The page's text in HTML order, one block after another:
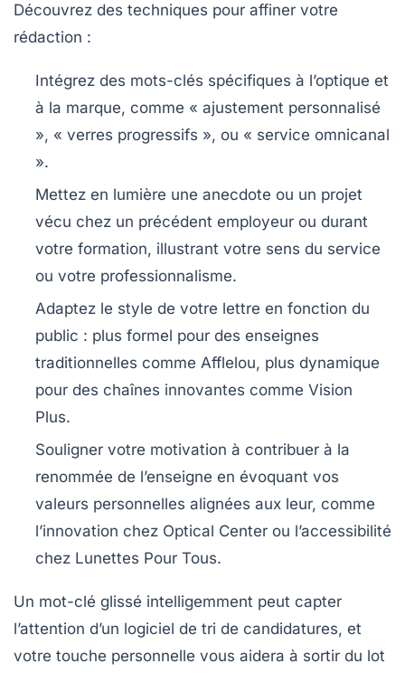
Découvrez des techniques pour affiner votre
rédaction :
Intégrez des mots-clés spécifiques à l’optique et
à la marque, comme « ajustement personnalisé
», « verres progressifs », ou « service omnicanal
».
Mettez en lumière une anecdote ou un projet
vécu chez un précédent employeur ou durant
votre formation, illustrant votre sens du service
ou votre professionnalisme.
Adaptez le style de votre lettre en fonction du
public : plus formel pour des enseignes
traditionnelles comme Afflelou, plus dynamique
pour des chaînes innovantes comme Vision
Plus.
Souligner votre motivation à contribuer à la
renommée de l’enseigne en évoquant vos
valeurs personnelles alignées aux leur, comme
l’innovation chez Optical Center ou l’accessibilité
chez Lunettes Pour Tous.
Un mot-clé glissé intelligemment peut capter
l’attention d’un logiciel de tri de candidatures, et
votre touche personnelle vous aidera à sortir du lot